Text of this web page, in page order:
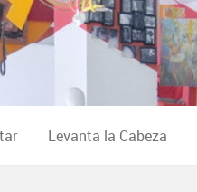
Levanta la Cabeza